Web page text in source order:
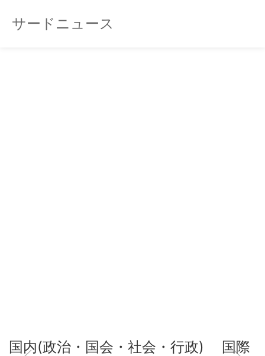
サードニュース
国内(政治・国会・社会・行政) 国際